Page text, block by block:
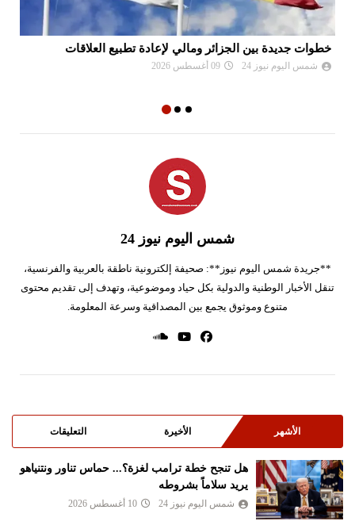
خطوات جديدة بين الجزائر ومالي لإعادة تطبيع العلاقات
شمس اليوم نيوز 24 09 أغسطس 2026
شمس اليوم نيوز 24
**جريدة شمس اليوم نيوز**: صحيفة إلكترونية ناطقة بالعربية والفرنسية،
تنقل الأخبار الوطنية والدولية بكل حياد وموضوعية، وتهدف إلى تقديم محتوى
متنوع وموثوق يجمع بين المصداقية وسرعة المعلومة.
الأشهر الأخيرة التعليقات
هل تنجح خطة ترامب لغزة؟... حماس تناور ونتنياهو
يريد سلاماً بشروطه
شمس اليوم نيوز 24 10 أغسطس 2026